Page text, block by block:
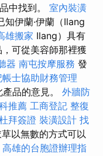
中找到。 室內裝潢
知伊蘭·伊蘭（Ilang
雄搬家 Ilang）具有
可從美容師那裡獲
器 南屯按摩服務 發
帳士協助財務管理
品的意見。 外牆防
推薦 工商登記 整復
拜簽證 裝潢設計 找
以無數的方式可以
高雄的台胞證辦理指